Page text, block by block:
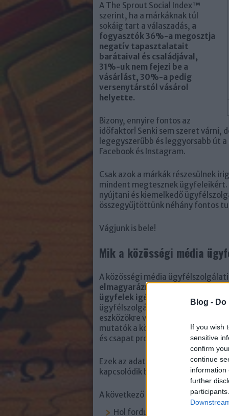
Blog -
If you wish
sensitive
confirm
continue
information
further
A The Sprout Social Index™
szerint, ha a márkáknak túl
sokáig tart a válaszadás, a
fogyasztók 36%-a megosztja
negatív tapasztalatait
barátaival és családjával,
31%-uk nem fejezi be a
vásárlást, 30%-a pedig
versenytárstól vásárol
helyette.
Bizony, ennyire fontos az
időfaktor! Senki sem szeret várni,
legegyszerűbb és leggyorsabb út
Facebook és Instagram.
Csak azok a márkák részesülnek
mindent megtesznek
nyújtani és kiemelkedő
összegyűjtöttünk néhány fontos
Vágjunk is bele!
Mik a közösségi média
A közösségi média
elmagyarázni, hogy az
ügyfelek igényeit.
Ezek a
ügyfélszolgálati csapat miben áll
eszközökre van szükség a
mutatók a következő
és csapat produktivitás, valamint
Ezek az adatok azt is
kapcsolódik be az ügyfélszolgálati
A következő kérdésekre kell
Hol fordulnak hozzánk